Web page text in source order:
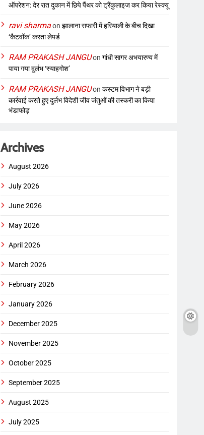
ऑपरेशन: देर रात दुकान में छिपे पैंथर को ट्रैंकुलाइज कर किया रेस्क्यू
ravi sharmaonझालाना सफारी में हरियाली के बीच दिखा
‘कैटवॉक’ करता लेपर्ड
RAM PRAKASH JANGUonगांधी सागर अभयारण्य में
पाया गया दुर्लभ ‘स्याहगोश’
RAM PRAKASH JANGUonकस्टम विभाग ने बड़ी
कार्रवाई करते हुए दुर्लभ विदेशी जीव जंतुओं की तस्करी का किया
भंडाफोड़
Archives
August 2026
July 2026
June 2026
May 2026
April 2026
March 2026
February 2026
January 2026
December 2025
November 2025
October 2025
September 2025
August 2025
July 2025